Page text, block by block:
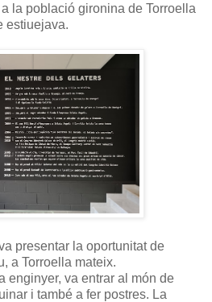
la població gironina de Torroella
estiuejava.
presentar la oportunitat de
a Torroella mateix.
enginyer, va entrar al món de
i també a fer postres. La